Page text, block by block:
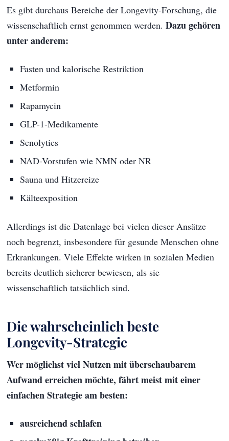
Es gibt durchaus Bereiche der Longevity-Forschung, die
wissenschaftlich ernst genommen werden.Dazu gehören
unter anderem:
Fasten und kalorische Restriktion
Metformin
Rapamycin
GLP-1-Medikamente
Senolytics
NAD-Vorstufen wie NMN oder NR
Sauna und Hitzereize
Kälteexposition
Allerdings ist die Datenlage bei vielen dieser Ansätze
noch begrenzt, insbesondere für gesunde Menschen ohne
Erkrankungen. Viele Effekte wirken in sozialen Medien
bereits deutlich sicherer bewiesen, als sie
wissenschaftlich tatsächlich sind.
Die wahrscheinlich beste
Longevity-Strategie
Wer möglichst viel Nutzen mit überschaubarem
Aufwand erreichen möchte, fährt meist mit einer
einfachen Strategie am besten:
ausreichend schlafen